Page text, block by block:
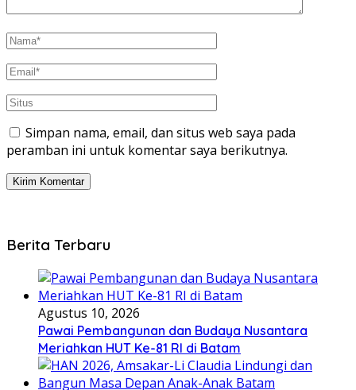
Simpan nama, email, dan situs web saya pada
peramban ini untuk komentar saya berikutnya.
Berita Terbaru
Agustus 10, 2026
Pawai Pembangunan dan Budaya Nusantara
Meriahkan HUT Ke-81 RI di Batam